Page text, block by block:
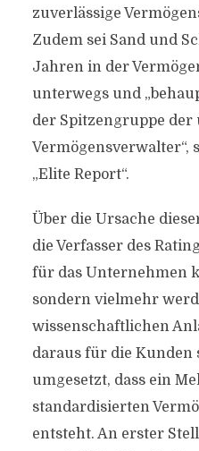
zuverlässige
Zudem sei Sand und
Jahren in der
unterwegs und
der Spitzengruppe der
Vermögensverwalter“,
„Elite Report“.
Über die Ursache
die Verfasser des
für das Unternehmen
sondern vielmehr
wissenschaftlichen
daraus für die Kunden
umgesetzt, dass ein
standardisierten
entsteht. An erster